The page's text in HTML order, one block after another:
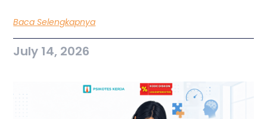
Baca Selengkapnya
July 14, 2026